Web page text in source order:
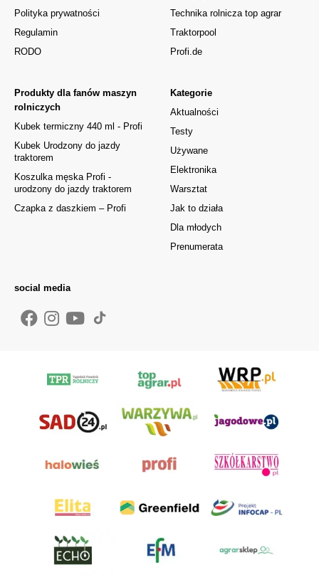
Polityka prywatności
Regulamin
RODO
Kategorie
Aktualności
Testy
Używane
Elektronika
Warsztat
Jak to działa
Dla młodych
Prenumerata
Produkty dla fanów maszyn
rolniczych
Kubek termiczny 440 ml - Profi
Kubek Urodzony do jazdy
traktorem
Koszulka męska Profi -
urodzony do jazdy traktorem
Czapka z daszkiem – Profi
Technika rolnicza top agrar
Traktorpool
Profi.de
social media